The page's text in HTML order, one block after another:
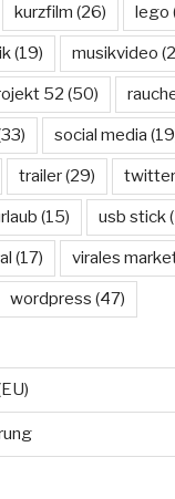
kurzfilm (26) lego
(19) musikvideo
52 (50)
social media
trailer(29) twitter
(15) usb stick
(17) virales
wordpress (47)